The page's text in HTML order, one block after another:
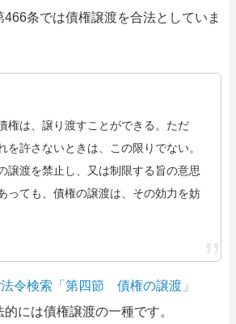
条では債権譲渡を合法としていま
は、譲り渡すことができる。ただ
を許さないときは、この限りでない。
渡を禁止し、又は制限する旨の意思
っても、債権の譲渡は、その効力を妨
令検索「第四節 債権の譲渡」
には債権譲渡の一種です。